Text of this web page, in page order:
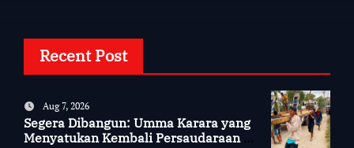
Recent Post
Aug 7, 2026
Segera Dibangun: Umma Karara yang
Menyatukan Kembali Persaudaraan di